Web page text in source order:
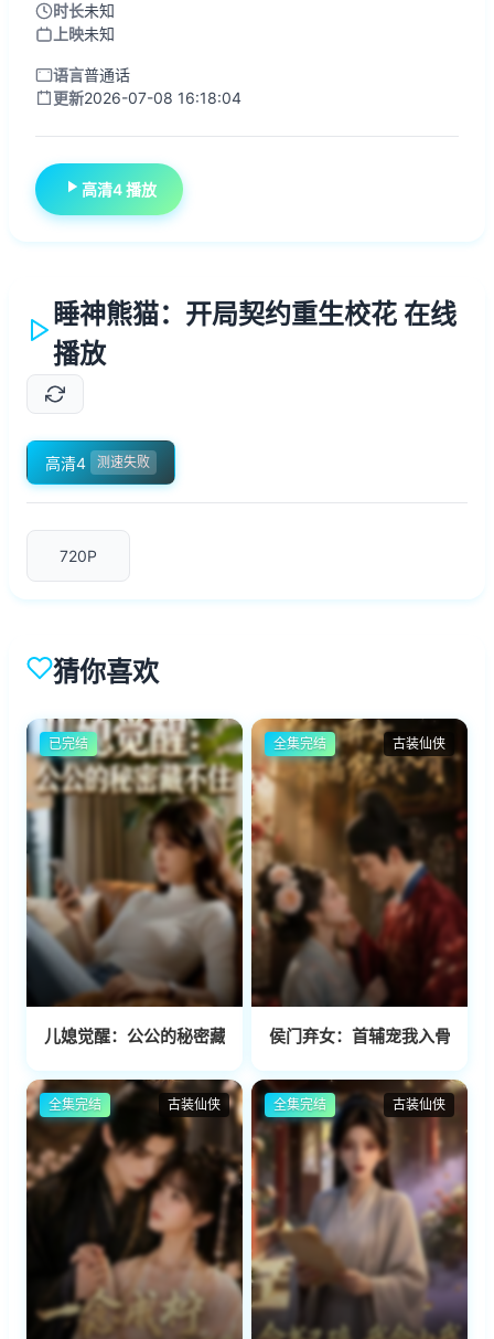
时长未知
上映未知
语言普通话
更新2026-07-08 16:18:04
高清4 播放
睡神熊猫：开局契约重生校花 在线
播放
高清4 测速失败
720P
猜你喜欢
已完结
儿媳觉醒：公公的秘密藏不住
古装仙侠
全集完结
侯门弃女：首辅宠我入骨
古装仙侠
全集完结 古装仙侠
全集完结